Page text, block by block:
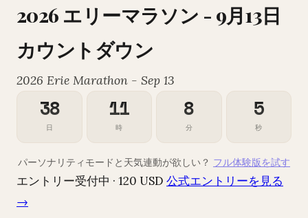
2026 エリーマラソン - 9月13日
カウントダウン
2026 Erie Marathon - Sep 13
38
日
11
時
8
分
3
秒
パーソナリティモードと天気連動が欲しい？ フル体験版を試す
エントリー受付中 · 120 USD 公式エントリーを見る
→